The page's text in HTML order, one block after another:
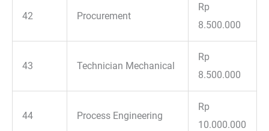
42 Procurement
Rp
8.500.000
43 Technician Mechanical
Rp
8.500.000
44 Process Engineering
Rp
10.000.000